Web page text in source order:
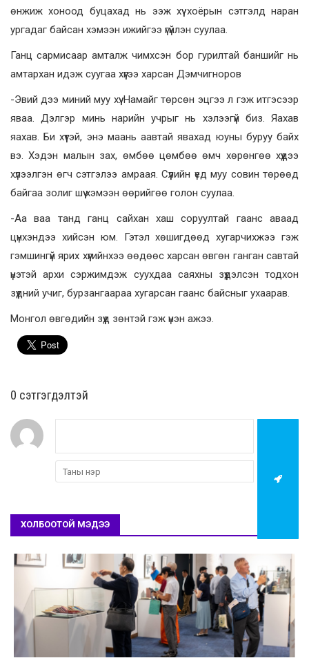
өнжиж хоноод буцахад нь ээж хүү хоёрын сэтгэлд наран
ургадаг байсан хэмээн ижийгээ үгүйлэн суулаа.
Ганц сармисаар амталж чимхсэн бор гурилтай баншийг нь
амтархан идэж суугаа хүүгээ харсан Дэмчигноров
-Эвий дээ миний муу хүү. Намайг төрсөн эцгээ л гэж итгэсээр
яваа. Дэлгэр минь нарийн учрыг нь хэлээгүй биз. Яахав
яахав. Би хүүтэй, энэ маань аавтай явахад юуны буруу байх
вэ. Хэдэн малын зах, өмбөө цөмбөө өмч хөрөнгөө хүүдээ
хүлээлгэн өгч сэтгэлээ амраая. Сүүлийн үед муу совин төрөөд
байгаа золиг шүү хэмээн өөрийгөө голон суулаа.
-Аа ваа танд ганц сайхан хаш соруултай гаанс аваад
цүнхэндээ хийсэн юм. Гэтэл хөшигдөөд хугарчихжээ гэж
гэмшингүй ярих хүүгийнхээ өөдөөс харсан өвгөн ганган савтай
үнэтэй архи сэржимдэж суухдаа саяхны зүүдэлсэн тодхон
зүүдний учиг, бурзангаараа хугарсан гаанс байсныг ухаарав.
Монгол өвгөдийн зүүд зөнтэй гэж үнэн ажээ.
0 cэтгэгдэлтэй
ХОЛБООТОЙ МЭДЭЭ